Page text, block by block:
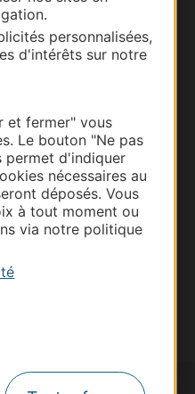
personnalisées,
d'intérêts sur notre
et fermer" vous
Le bouton "Ne pas
permet d'indiquer
nécessaires au
déposés. Vous
à tout moment ou
via notre politique
visites et de sorties.